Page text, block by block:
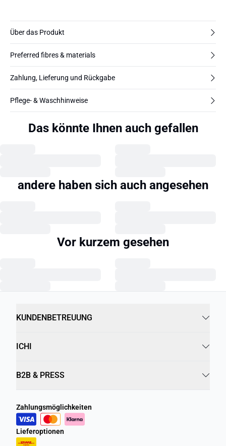
Über das Produkt
Preferred fibres & materials
Zahlung, Lieferung und Rückgabe
Pflege- & Waschhinweise
Das könnte Ihnen auch gefallen
andere haben sich auch angesehen
Vor kurzem gesehen
KUNDENBETREUUNG
ICHI
B2B & PRESS
Zahlungsmöglichkeiten
Lieferoptionen